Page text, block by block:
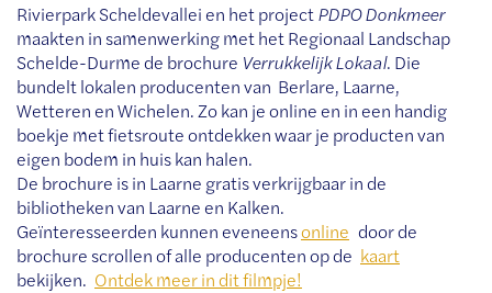
Rivierpark Scheldevallei en het projectPDPO Donkmeer
maakten in samenwerking met het Regionaal Landschap
Schelde-Durme de brochure Verrukkelijk Lokaal. Die
bundelt lokalen producenten van Berlare, Laarne,
Wetteren en Wichelen. Zo kan je online en in een handig
boekje met fietsroute ontdekken waar je producten van
eigen bodem in huis kan halen.
De brochure is in Laarne gratis verkrijgbaar in de
bibliotheken van Laarne en Kalken.
Geïnteresseerden kunnen eveneensonline door de
brochure scrollen of alle producenten op de kaart
bekijken. Ontdek meer in dit filmpje!